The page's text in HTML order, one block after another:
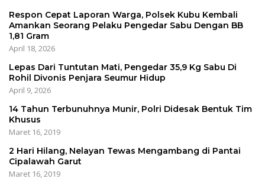
Respon Cepat Laporan Warga, Polsek Kubu Kembali
Amankan Seorang Pelaku Pengedar Sabu Dengan BB
1,81 Gram
April 18, 2026
Lepas Dari Tuntutan Mati, Pengedar 35,9 Kg Sabu Di
Rohil Divonis Penjara Seumur Hidup
April 9, 2026
14 Tahun Terbunuhnya Munir, Polri Didesak Bentuk Tim
Khusus
Maret 16, 2019
2 Hari Hilang, Nelayan Tewas Mengambang di Pantai
Cipalawah Garut
Maret 16, 2019